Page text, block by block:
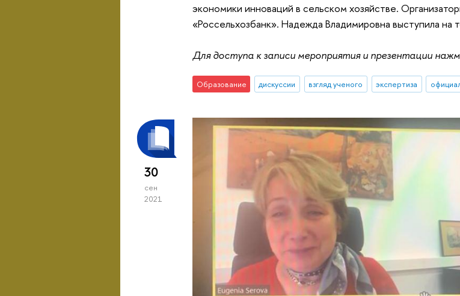
экономики инноваций в сельском хозяйстве.
«Россельхозбанк». Надежда Владимировна выступила
Для доступа к записи мероприятия и презентации
Образование дискуссии взгляд ученого экспертиза
30
сен
2021